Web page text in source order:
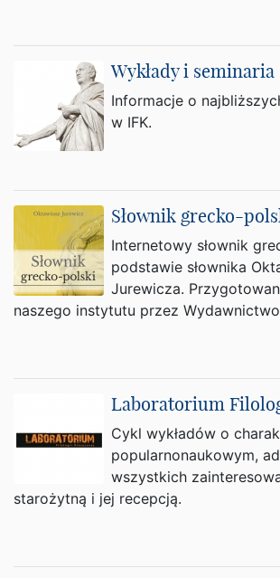
Wykłady i seminaria
Informacje o
w IFK.
Słownik grecko-
Internetowy słownik
podstawie słownika
Jurewicza.
naszego instytutu przez
Laboratorium
Cykl wykładów o
popularnonaukowym,
wszystkich
starożytną i jej recepcją.